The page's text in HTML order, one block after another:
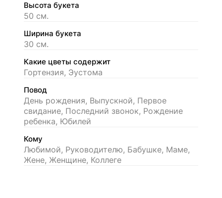
Высота букета
50 см.
Ширина букета
30 см.
Какие цветы содержит
Гортензия, Эустома
Повод
День рождения, Выпускной, Первое
свидание, Последний звонок, Рождение
ребенка, Юбилей
Кому
Любимой, Руководителю, Бабушке, Маме,
Жене, Женщине, Коллеге